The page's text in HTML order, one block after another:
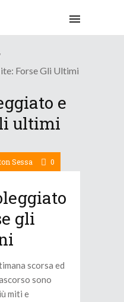
Forse Gli Ultimi
e
ultimi
Sessa 0
gli
scorsa ed
sono
miti e